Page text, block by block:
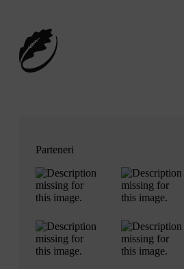
Parteneri